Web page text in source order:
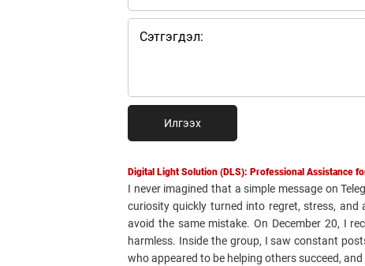
Илгээх
Digital Light Solution (DLS): Professional Assistance
I never imagined that a simple message on
curiosity quickly turned into regret, stress, and
avoid the same mistake. On December 20, I
harmless. Inside the group, I saw constant
who appeared to be helping others succeed,